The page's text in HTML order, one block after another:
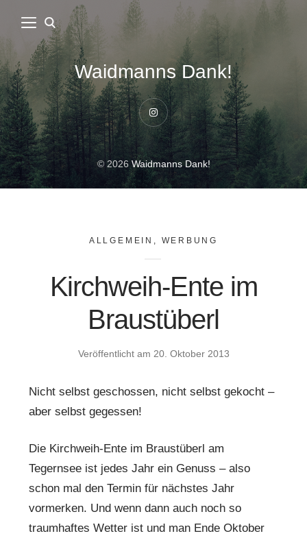
Waidmanns Dank!
Instagram
© 2026Waidmanns Dank!
ALLGEMEIN WERBUNG
Kirchweih-Ente im
Braustüberl
Veröffentlicht am 20. Oktober 2013
Nicht selbst geschossen, nicht selbst gekocht –
aber selbst gegessen!
Die Kirchweih-Ente im Braustüberl am
Tegernsee ist jedes Jahr ein Genuss – also
schon mal den Termin für nächstes Jahr
vormerken. Und wenn dann auch noch so
traumhaftes Wetter ist und man Ende Oktober